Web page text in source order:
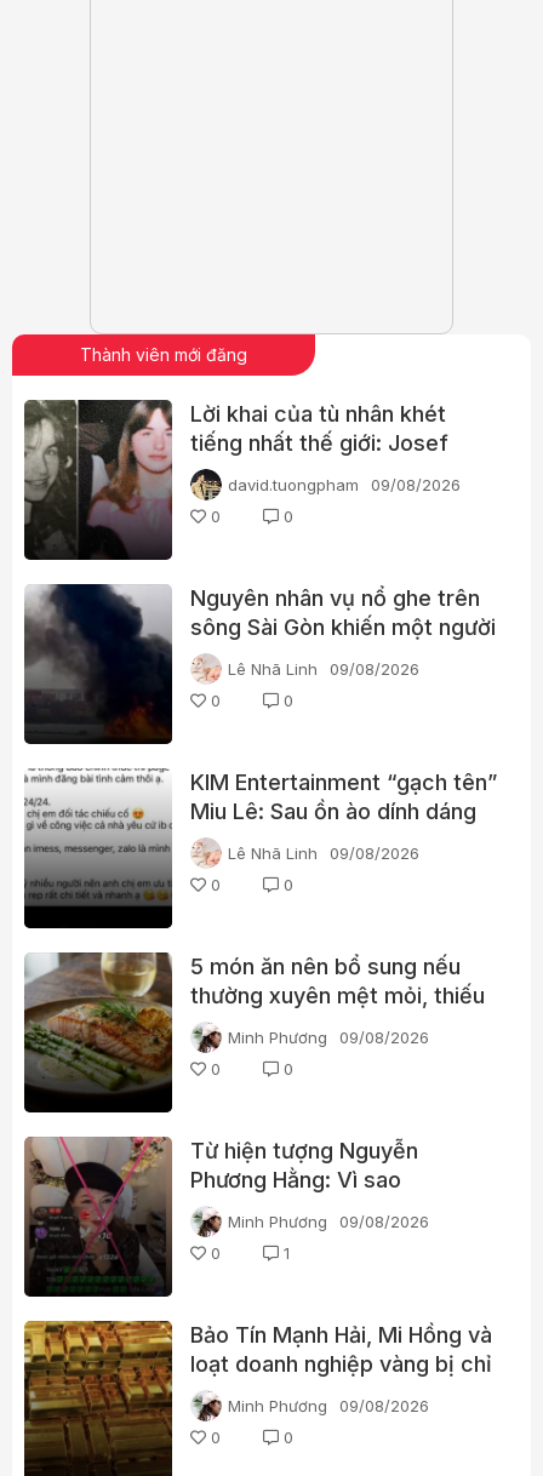
Thành viên mới đăng
Lời khai của tù nhân khét
tiếng nhất thế giới: Josef
Fritzldavid.tuongpham
09/08/2026
0
0
Nguyên nhân vụ nổ ghe trên
sông Sài Gòn khiến một người
phụ nữ tử vong
Lê Nhã Linh
09/08/2026
0
0
KIM Entertainment “gạch tên”
Miu Lê: Sau ồn ào dính dáng
ma túy, vị trí của nữ ca sĩ
thay đổi thế nào?
Lê Nhã Linh
09/08/2026
0
0
5 món ăn nên bổ sung nếu
thường xuyên mệt mỏi, thiếu
năng lượng
Minh Phương
09/08/2026
0
0
Từ hiện tượng Nguyễn
Phương Hằng: Vì sao
livestream càng gây tranh cãi
càng dễ “bùng nổ”?
Minh Phương
09/08/2026
0
1
Bảo Tín Mạnh Hải, Mi Hồng và
loạt doanh nghiệp vàng bị chỉ
ra nhiều vi phạm
Minh Phương
09/08/2026
0
0